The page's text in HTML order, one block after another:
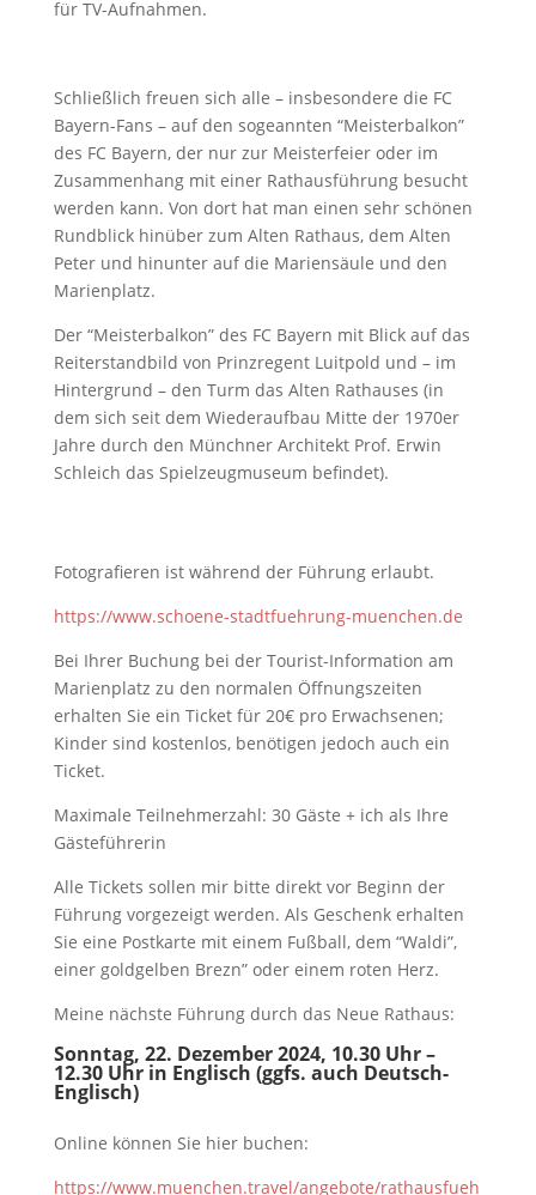
für TV-Aufnahmen.
Schließlich freuen sich alle – insbesondere die FC
Bayern-Fans – auf den sogeannten “Meisterbalkon”
des FC Bayern, der nur zur Meisterfeier oder im
Zusammenhang mit einer Rathausführung besucht
werden kann. Von dort hat man einen sehr schönen
Rundblick hinüber zum Alten Rathaus, dem Alten
Peter und hinunter auf die Mariensäule und den
Marienplatz.
Der “Meisterbalkon” des FC Bayern mit Blick auf das
Reiterstandbild von Prinzregent Luitpold und – im
Hintergrund – den Turm das Alten Rathauses (in
dem sich seit dem Wiederaufbau Mitte der 1970er
Jahre durch den Münchner Architekt Prof. Erwin
Schleich das Spielzeugmuseum befindet).
Fotografieren ist während der Führung erlaubt.
https://www.schoene-stadtfuehrung-muenchen.de
Bei Ihrer Buchung bei der Tourist-Information am
Marienplatz zu den normalen Öffnungszeiten
erhalten Sie ein Ticket für 20€ pro Erwachsenen;
Kinder sind kostenlos, benötigen jedoch auch ein
Ticket.
Maximale Teilnehmerzahl: 30 Gäste + ich als Ihre
Gästeführerin
Alle Tickets sollen mir bitte direkt vor Beginn der
Führung vorgezeigt werden. Als Geschenk erhalten
Sie eine Postkarte mit einem Fußball, dem “Waldi”,
einer goldgelben Brezn” oder einem roten Herz.
Meine nächste Führung durch das Neue Rathaus:
Sonntag, 22. Dezember 2024, 10.30 Uhr –
12.30 Uhr in Englisch (ggfs. auch Deutsch-
Englisch)
Online können Sie hier buchen:
https://www.muenchen.travel/angebote/rathausfueh